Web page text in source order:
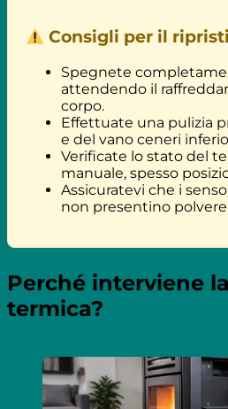
Consigli per il
Spegnete
attendendo il
corpo.
Effettuate una pulizia
e del vano ceneri
Verificate lo stato del
manuale, spesso
Assicuratevi che i
non presentino
Perché interviene
termica?